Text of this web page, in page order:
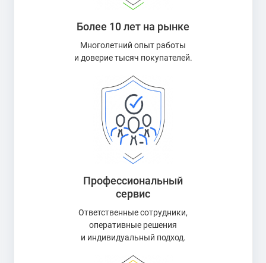
Более 10 лет на рынке
Многолетний опыт работы
и доверие тысяч покупателей.
Профессиональный
сервис
Ответственные сотрудники,
оперативные решения
и индивидуальный подход.